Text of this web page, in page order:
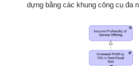
dựng bằng các khung công cụ đa